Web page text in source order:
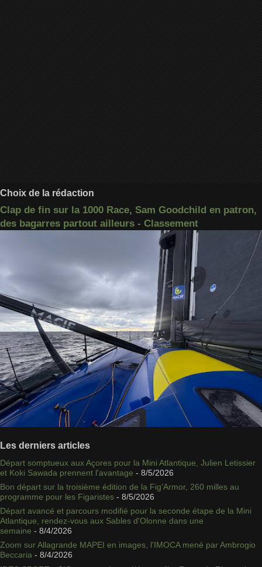
Choix de la rédaction
Clap de fin sur la 1000 Race, Sam Goodchild en patron,
des bagarres partout ailleurs - Classement
Les derniers articles
Départ somptueux aux Açores pour la Mini Atlantique, Julien Letissier
et Koki Sawada prennent l'avantage - 8/5/2026
Bon départ sur la troisième édition de la Fig’Armor, 260 milles au
programme pour les Figaristes - 8/5/2026
Départ avancé et parcours modifié pour la seconde étape de la Mini
Atlantique, rendez-vous aux Sables d'Olonne dans une
semaine - 8/4/2026
Zoom sur Allagrande MAPEI en images, l'IMOCA mené par Ambrogio
Beccaria - 8/4/2026